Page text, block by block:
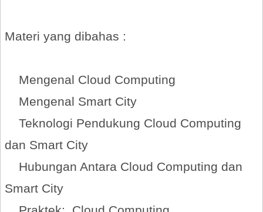
Materi yang dibahas :
Mengenal Cloud Computing
Mengenal Smart City
Teknologi Pendukung Cloud Computing
dan Smart City
Hubungan Antara Cloud Computing dan
Smart City